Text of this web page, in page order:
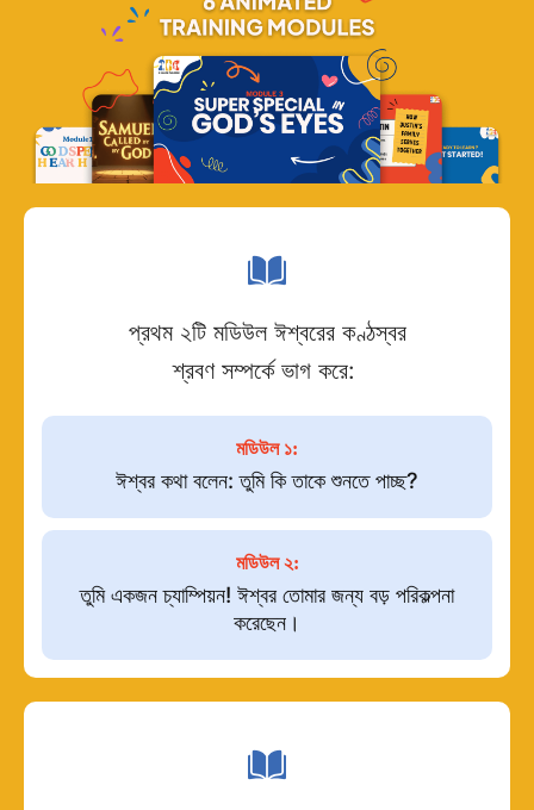
প্রথম ২টি মডিউল ঈশ্বরের কণ্ঠস্বর
শ্রবণ সম্পর্কে ভাগ করে:
মডিউল ১:
ঈশ্বর কথা বলেন: তুমি কি তাকে শুনতে পাচ্ছ?
মডিউল ২:
তুমি একজন চ্যাম্পিয়ন! ঈশ্বর তোমার জন্য বড় পরিকল্পনা
করেছেন।